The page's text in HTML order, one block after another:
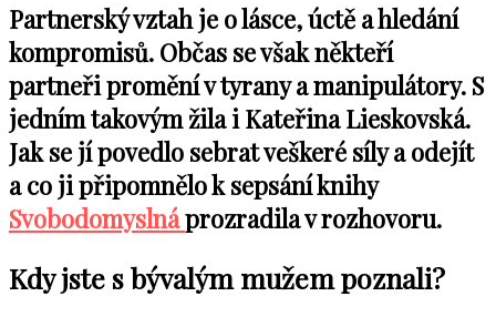
Partnerský vztah je o lásce, úctě a hledání
kompromisů. Občas se však někteří
partneři promění v tyrany a manipulátory. S
jedním takovým žila i Kateřina Lieskovská.
Jak se jí povedlo sebrat veškeré síly a odejít
a co ji připomnělo k sepsání knihy
Svobodomyslnáprozradila v rozhovoru.
Kdy jste s bývalým mužem poznali?